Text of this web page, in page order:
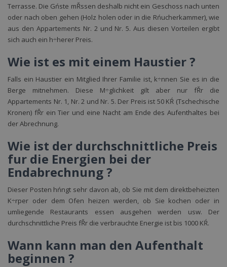
Krb
Free
Nekuřácké
Vhodné
Cyklistika
Lyžování
Terrasse. Die Gńste mŘssen deshalb nicht ein Geschoss nach unten
oder nach oben gehen (Holz holen oder in die Rńucherkammer), wie
aus den Appartements Nr. 2 und Nr. 5. Aus diesen Vorteilen ergibt
sich auch ein h÷herer Preis.
Wie ist es mit einem Haustier ?
Falls ein Haustier ein Mitglied Ihrer Familie ist, k÷nnen Sie es in die
Berge mitnehmen. Diese M÷glichkeit gilt aber nur fŘr die
Appartements Nr. 1, Nr. 2 und Nr. 5. Der Preis ist 50 KŔ (Tschechische
Kronen) fŘr ein Tier und eine Nacht am Ende des Aufenthaltes bei
der Abrechnung.
Wie ist der durchschnittliche Preis
fur die Energien bei der
Endabrechnung ?
Dieser Posten hńngt sehr davon ab, ob Sie mit dem direktbeheizten
K÷rper oder dem Ofen heizen werden, ob Sie kochen oder in
umliegende Restaurants essen ausgehen werden usw. Der
durchschnittliche Preis fŘr die verbrauchte Energie ist bis 1000 KŔ.
Wann kann man den Aufenthalt
beginnen ?